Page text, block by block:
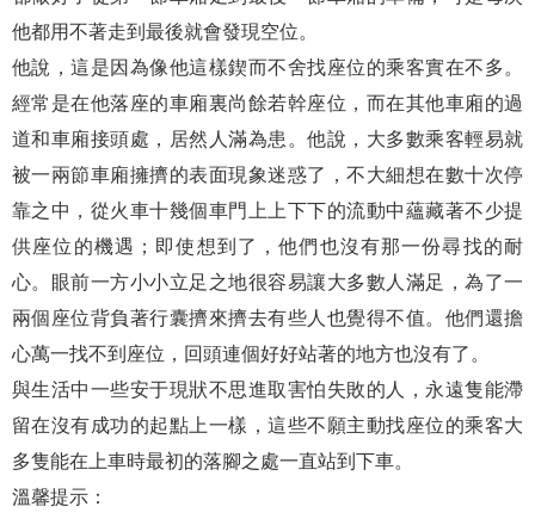
他都用不著走到最後就會發現空位。
他說，這是因為像他這樣鍥而不舍找座位的乘客實在不多。
經常是在他落座的車廂裏尚餘若幹座位，而在其他車廂的過
道和車廂接頭處，居然人滿為患。他說，大多數乘客輕易就
被一兩節車廂擁擠的表面現象迷惑了，不大細想在數十次停
靠之中，從火車十幾個車門上上下下的流動中蘊藏著不少提
供座位的機遇；即使想到了，他們也沒有那一份尋找的耐
心。眼前一方小小立足之地很容易讓大多數人滿足，為了一
兩個座位背負著行囊擠來擠去有些人也覺得不值。他們還擔
心萬一找不到座位，回頭連個好好站著的地方也沒有了。
與生活中一些安于現狀不思進取害怕失敗的人，永遠隻能滯
留在沒有成功的起點上一樣，這些不願主動找座位的乘客大
多隻能在上車時最初的落腳之處一直站到下車。
溫馨提示：